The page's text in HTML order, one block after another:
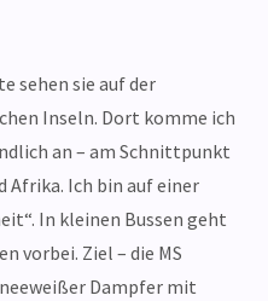
sehen sie auf der
Inseln. Dort komme ich
an – am Schnittpunkt
Afrika. Ich bin auf einer
In kleinen Bussen geht
vorbei. Ziel – die MS
Dampfer mit